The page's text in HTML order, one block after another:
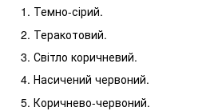
Темно-сірий.
Теракотовий.
Світло коричневий.
Насичений червоний.
Коричнево-червоний.